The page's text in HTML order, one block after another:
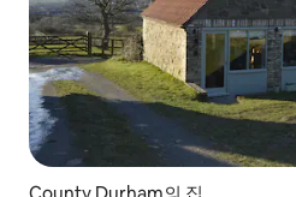
County Durham의 집